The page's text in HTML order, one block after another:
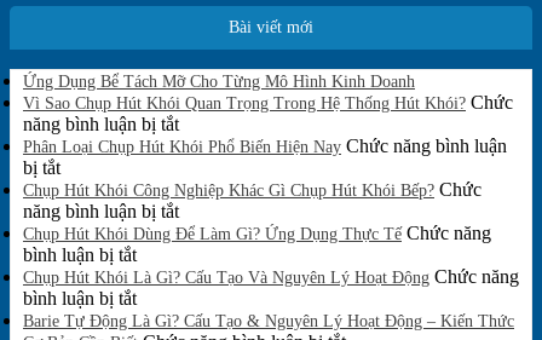
Bài viết mới
Ứng Dụng Bể Tách Mỡ Cho Từng Mô Hình Kinh Doanh
có
bình
luận
ở
Dụng
Tách
Cho
Từng
Hình
Vì Sao Chụp Hút Khói Quan Trọng Trong Hệ Thống Hút Khói? Chức
năng bình luận bị tắtở
Vì
Chụp
Hút
Khói
Trọng
Hệ
Phân Loại Chụp Hút Khói Phổ Biến Hiện Nay Chức năng bình luận
bị tắtở
Phân
Loại
Chụp
Hút
Khói
Phổ
Biến
Chụp Hút Khói Công Nghiệp Khác Gì Chụp Hút Khói Bếp? Chức
năng bình luận bị tắtở
Chụp
Khói
Nghiệp
Chụp Hút Khói Dùng Để Làm Gì? Ứng Dụng Thực Tế Chức năng
bình luận bị tắtở
Chụp
Hút
Khói
Chụp Hút Khói Là Gì? Cấu Tạo Và Nguyên Lý Hoạt Động Chức năng
bình luận bị tắtở
Chụp
Barie Tự Động Là Gì? Cấu Tạo & Nguyên Lý Hoạt Động – Kiến Thức